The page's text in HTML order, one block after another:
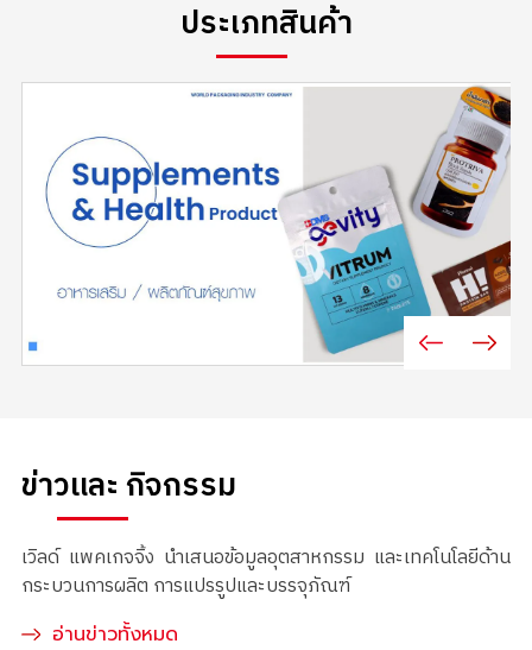
ประเภทสินค้า
ข่าวและกิจกรรม
เวิลด์ แพคเกจจิ้ง นำเสนอข้อมูลอุตสาหกรรม และเทคโนโลยีด้าน
กระบวนการผลิต การแปรรูปและบรรจุภัณฑ์
อ่านข่าวทั้งหมด